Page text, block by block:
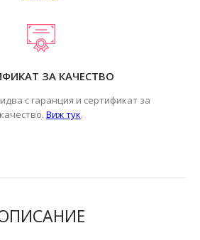
ЗА КАЧЕСТВО
с гаранция и сертификат за
качество. Виж тук.